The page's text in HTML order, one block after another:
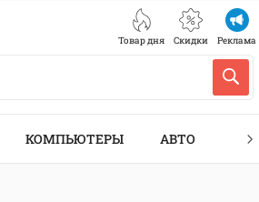
Товар дня Скидки Реклама
КОМПЬЮТЕРЫ АВТО